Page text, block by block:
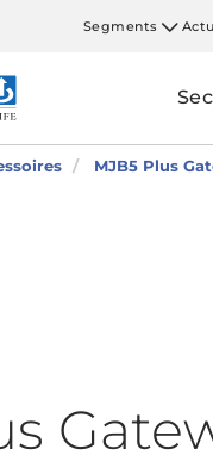
Segments
MJB5 Plus